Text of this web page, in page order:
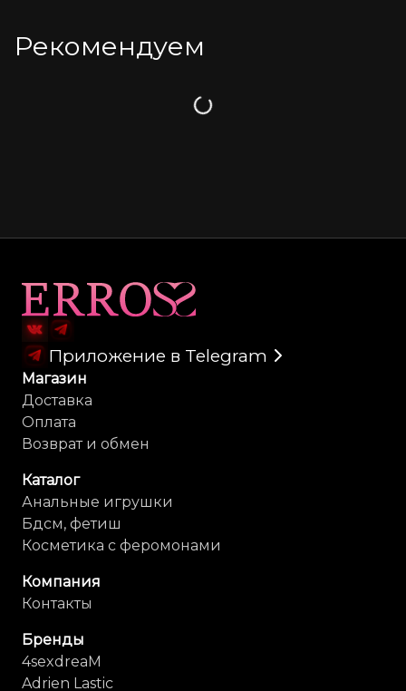
Рекомендуем
Загрузка
Приложение в Telegram
Магазин
Доставка
Оплата
Возврат и обмен
Каталог
Анальные игрушки
Бдсм, фетиш
Косметика с феромонами
Компания
Контакты
Бренды
4sexdreaM
Adrien Lastic
Карта сайта